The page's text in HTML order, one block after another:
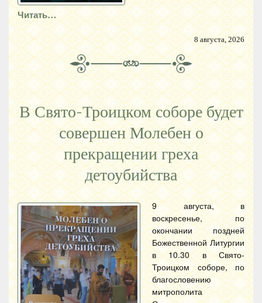
Читать…
8 августа, 2026
В Свято-Троицком соборе будет
совершен Молебен о
прекращении греха
детоубийства
9 августа, в
воскресенье, по
окончании поздней
Божественной Литургии
в 10.30 в Свято-
Троицком соборе, по
благословению
митрополита